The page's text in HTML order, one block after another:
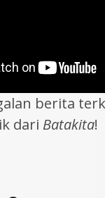
berita
dari Batakita!